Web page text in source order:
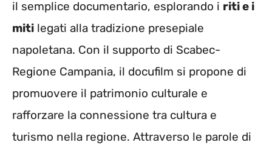
il semplice documentario, esplorando i riti e i
miti legati alla tradizione presepiale
napoletana. Con il supporto di Scabec-
Regione Campania, il docufilm si propone di
promuovere il patrimonio culturale e
rafforzare la connessione tra cultura e
turismo nella regione. Attraverso le parole di